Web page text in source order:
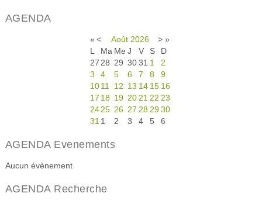
AGENDA
« < Août 2026 > »
L
Ma Me J V S
D
27 28 29 30 31 1
2
3
4 5 6 7 8
9
10 11 12 13 14 15 16
17 18 19 20 21 22 23
2425 26 27 28 29 30
31 1 2 3 4 5 6
AGENDA Evenements
Aucun évènement
AGENDA Recherche